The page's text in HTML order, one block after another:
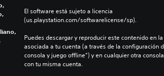
El software está sujeto a licencia
(us.playstation.com/softwarelicense/sp).
Puedes descargar y reproducir este contenido en
asociada a tu cuenta (a través de la configuración
consola y juego offline”) y en cualquier otra
con tu misma cuenta.